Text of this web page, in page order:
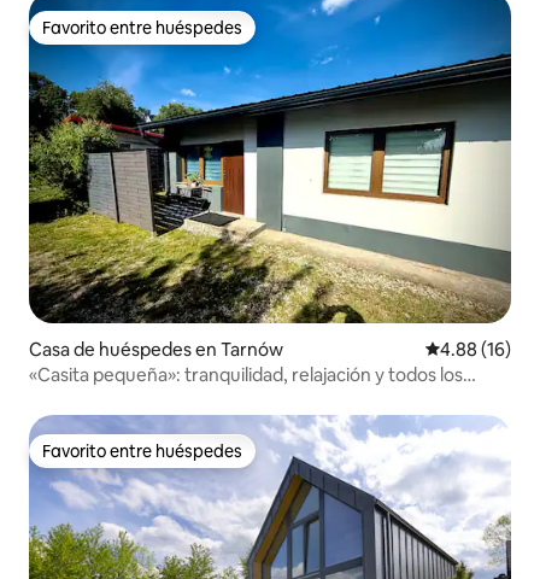
Favorito entre huéspedes
Favorito entre huéspedes
Casa de huéspedes en Tarnów Calificación
4.88 (16)
«Casita pequeña»: tranquilidad, relajación y todos los
Favorito entre huéspedes
Favorito entre huéspedes